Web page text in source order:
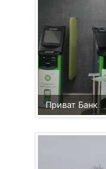
Приват Банк